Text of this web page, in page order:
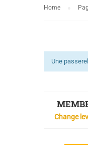
Home
Une
Change